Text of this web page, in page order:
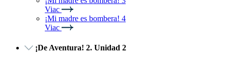
Viac
¡Mi madre es bombera! 4
Viac
¡De Aventura! 2. Unidad 2